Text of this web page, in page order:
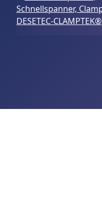
DESETEC-CLAMPTEK®